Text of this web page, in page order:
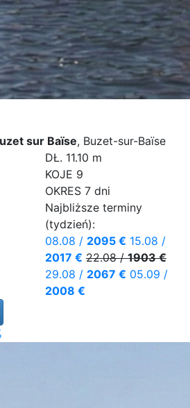
sur Baïse, Buzet-sur-Baïse
DŁ. 11.10 m
KOJE 9
OKRES 7 dni
Najbliższe terminy
(tydzień):
08.08 / 2095 € 15.08 /
2017 € 22.08/1903 €
29.08 / 2067 € 05.09 /
2008 €